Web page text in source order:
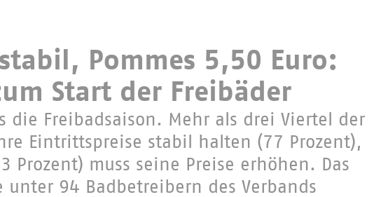
Pommes 5,50 Euro:
Start der Freibäder
die Freibadsaison. Mehr als drei Viertel der
Eintrittspreise stabil halten (77 Prozent),
Prozent) muss seine Preise erhöhen. Das
unter 94 Badbetreibern des Verbands